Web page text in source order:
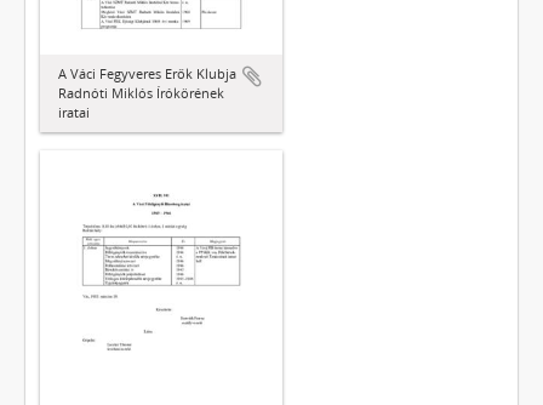
A Váci Fegyveres Erők Klubja
Radnóti Miklós Írókörének
iratai